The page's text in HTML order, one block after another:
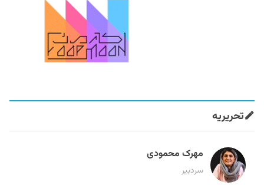
تحریریه
مهرک محمودی
سردبیر